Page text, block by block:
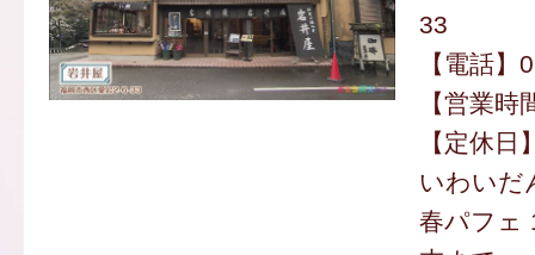
33
【電話
【営業
【定休日
いわいだ
春パフェ